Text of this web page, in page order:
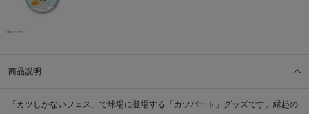
商品説明
「カツしかないフェス」で球場に登場する「カツバート」グッズです。縁起の